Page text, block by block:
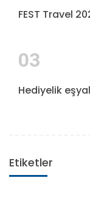
FEST Travel
03
Hediyelik
Etiketler